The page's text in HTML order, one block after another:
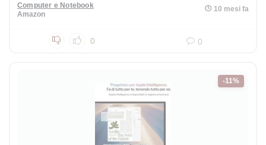
Computer e Notebook
Amazon
10 mesi fa
0 0
-11%